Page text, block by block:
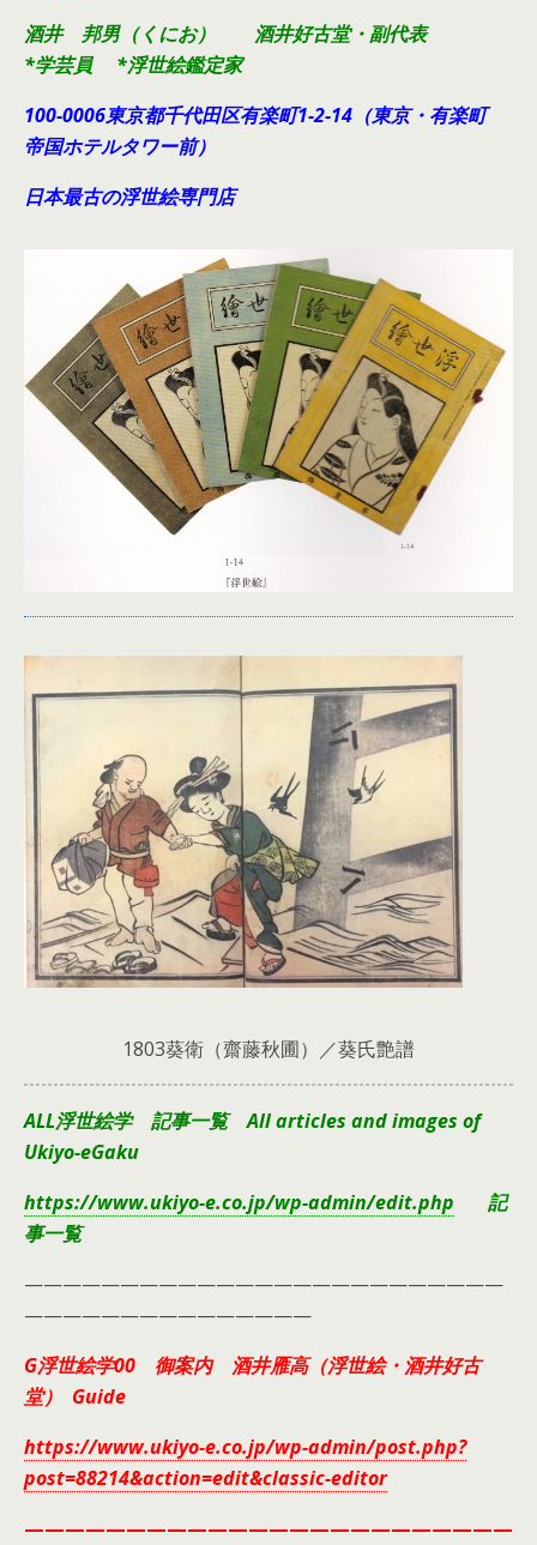
酒井 邦男（くにお） 酒井好古堂・副代表
*学芸員 *浮世絵鑑定家
100-0006東京都千代田区有楽町1-2-14（東京・有楽町
帝国ホテルタワー前）
日本最古の浮世絵専門店
1803葵衛（齋藤秋圃）／葵氏艶譜
ALL浮世絵学 記事一覧 All articles and images of
Ukiyo-eGaku
https://www.ukiyo-e.co.jp/wp-admin/edit.php 記
事一覧
—————————————————————————
———————————————
G浮世絵学00 御案内 酒井雁高（浮世絵・酒井好古
堂） Guide
https://www.ukiyo-e.co.jp/wp-admin/post.php?
post=88214&action=edit&classic-editor
————————————————————————